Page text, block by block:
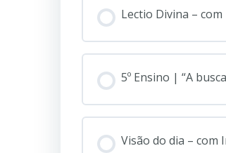
Lectio Divina –
5º Ensino | “A
Visão do dia – com